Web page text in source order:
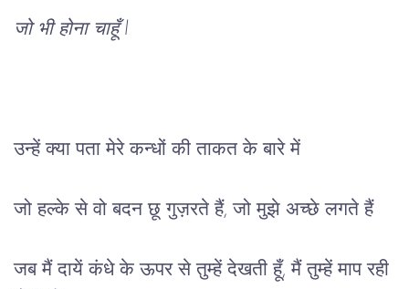
जो भी होना चाहूँ l
उन्हें क्या पता मेरे कन्धों की ताकत के बारे में
जो हल्के से वो बदन छू गुज़रते हैं, जो मुझे अच्छे लगते हैं
जब मैं दायें कंधे के ऊपर से तुम्हें देखती हूँ, मैं तुम्हें माप रही